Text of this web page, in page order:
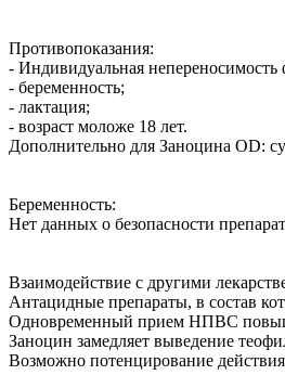
Противопоказания:
- Индивидуальная непереносимость
- беременность;
- лактация;
- возраст моложе 18 лет.
Дополнительно для Заноцина OD:
Беременность:
Нет данных о безопасности
Взаимодействие с другими
Антацидные препараты, в состав
Одновременный прием НПВС
Заноцин замедляет выведение
Возможно потенцирование